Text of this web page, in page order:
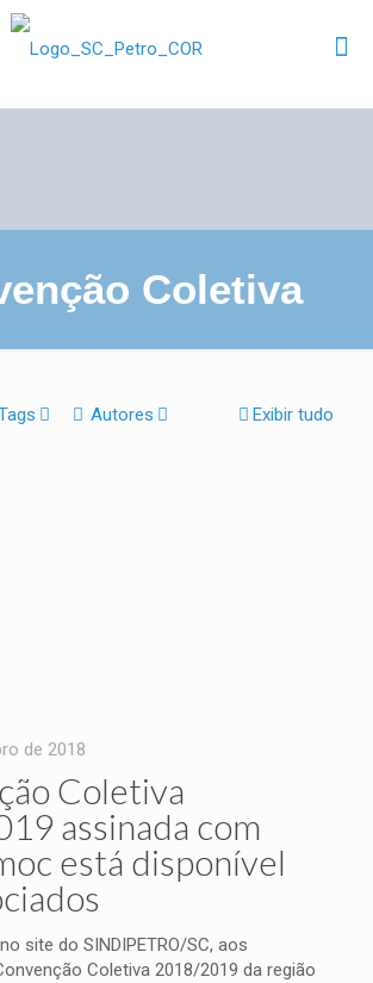
Coletiva
Autores Exibir tudo
de 2018
Coletiva
assinada com
está disponível
site do SINDIPETRO/SC, aos
Coletiva 2018/2019 da região